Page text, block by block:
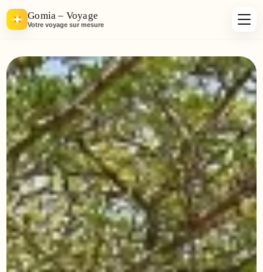
Gomia – Voyage
Votre voyage sur mesure